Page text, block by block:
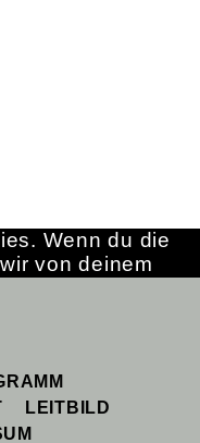
LEITBILD
Wenn du die
von deinem